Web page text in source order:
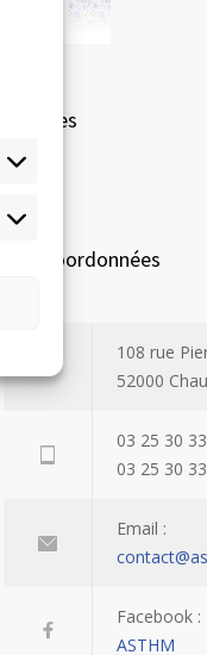
Statistiques
Archives
Nos coordonnées
108 rue
52000
03 25 30
03 25 30
Email :
Facebook :
ASTHM